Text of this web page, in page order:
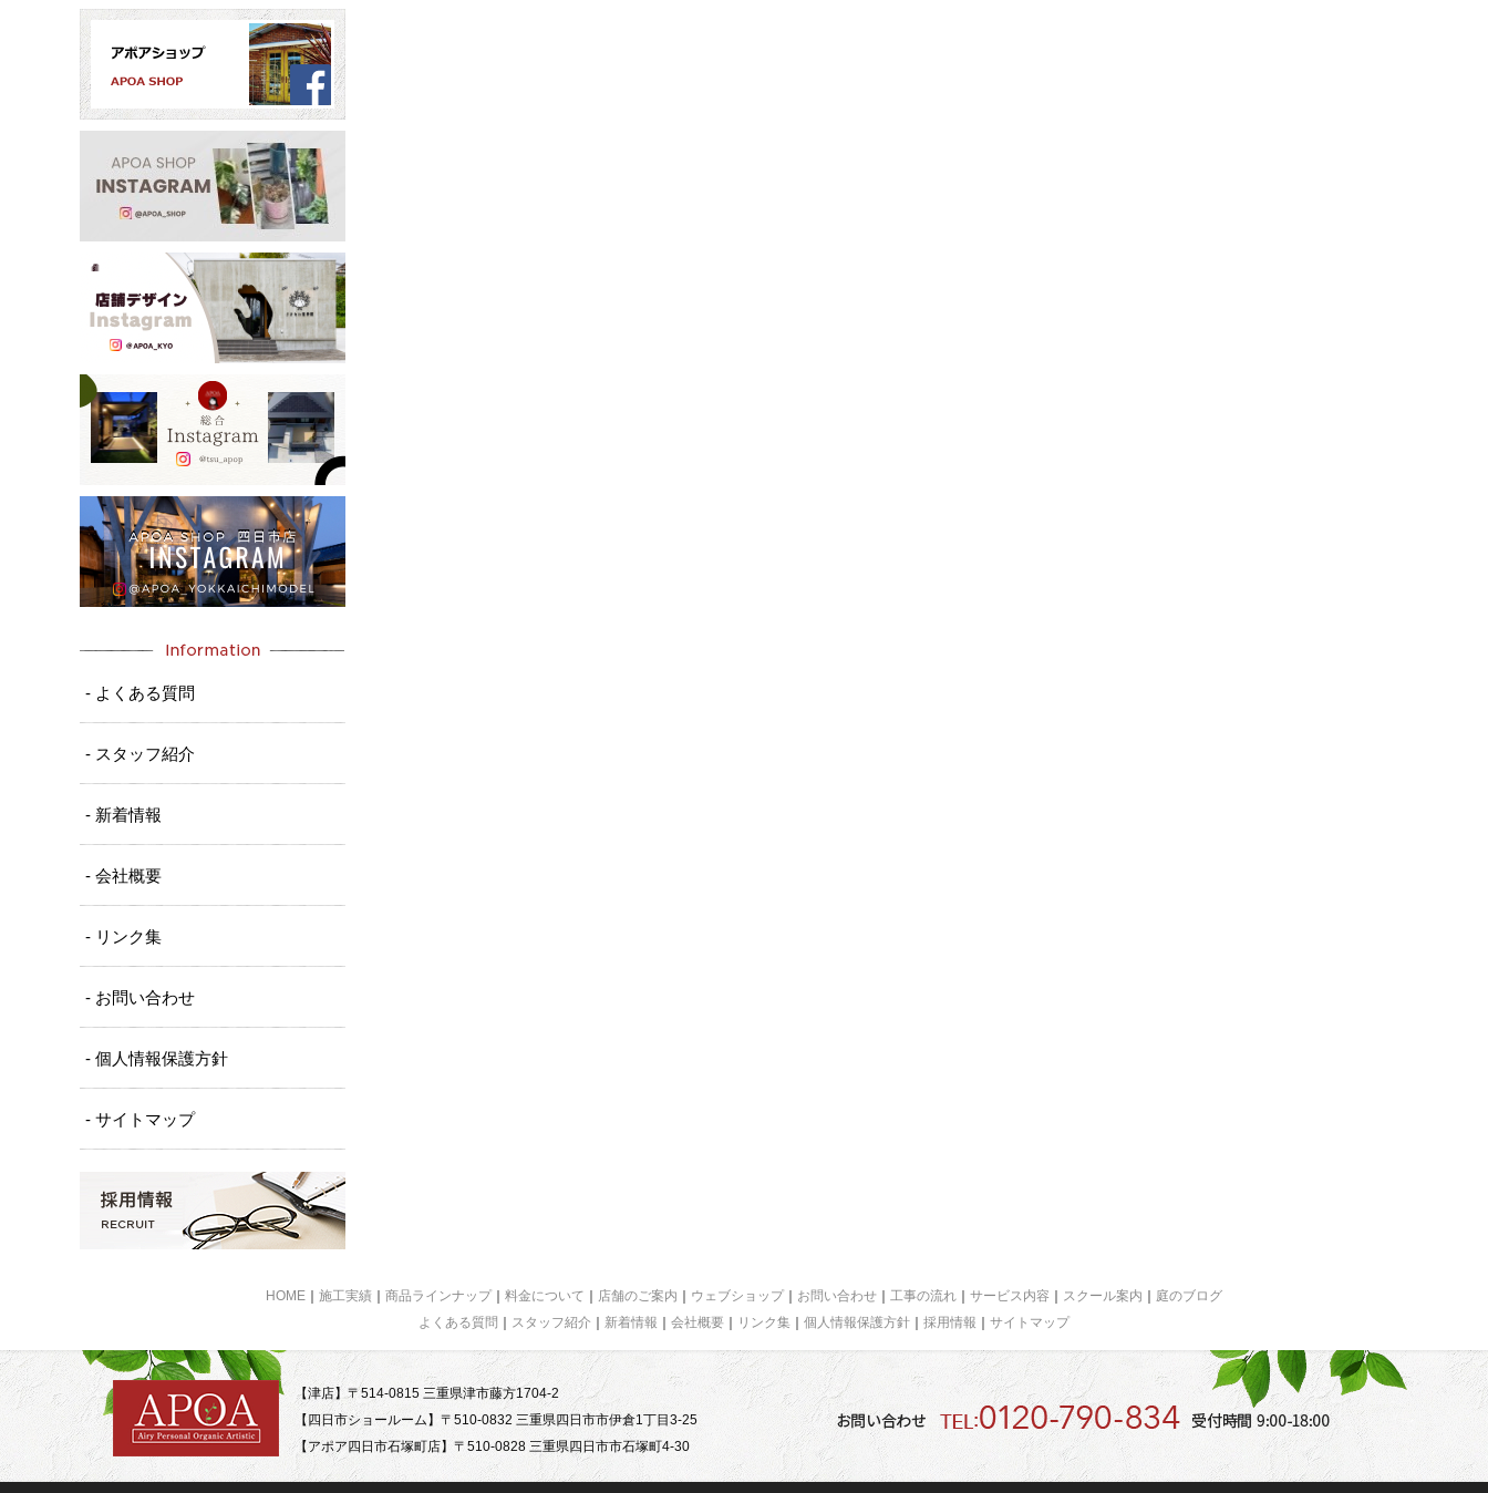
- よくある質問
- スタッフ紹介
- 新着情報
- 会社概要
- リンク集
- お問い合わせ
- 個人情報保護方針
- サイトマップ
HOME 施工実績 商品ラインナップ 料金について 店舗のご案内 ウェブショップ お問い合わせ 工事の流れ サービス内容 スクール案内
庭のブログ
よくある質問
スタッフ紹介 新着情報 会社概要 リンク集 個人情報保護方針 採用情報 サイトマップ
【津店】〒514-0815 三重県津市藤方1704-2
【四日市ショールーム】〒510-0832 三重県四日市市伊倉1丁目3-25
【アポア四日市石塚町店】〒510-0828 三重県四日市市石塚町4-30